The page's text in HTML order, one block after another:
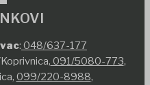
: 048/637-177
091/5080-773,
099/220-8988,